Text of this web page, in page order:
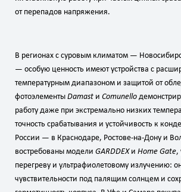
от перепадов напряжения.
В регионах с суровым климатом —
— особую ценность имеют устройства с
температурным диапазоном и защитой от
фотоэлементы Damast и Comunello
работу даже при экстремально низких
точность срабатывания и устойчивость к
России — в Краснодаре, Ростове‑на‑Дону и
востребованы модели GARDDEXи Home Gate,
перегреву и ультрафиолетовому излучению:
чувствительности под палящим солнцем и